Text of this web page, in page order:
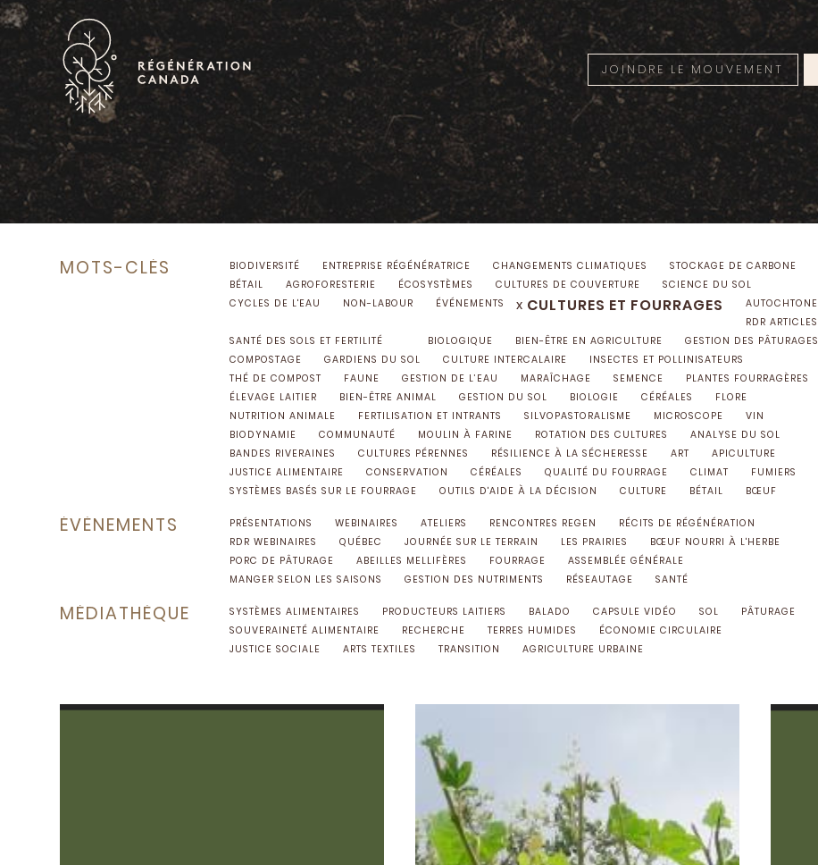
Skip
to
content
JOINDRE LE MOUVEMENT
MOTS-CLÉS BIODIVERSITÉ ENTREPRISE RÉGÉNÉRATRICE CHANGEMENTS CLIMATIQUES
STOCKAGE DE CARBONE
BÉTAIL
AGROFORESTERIE ÉCOSYSTÈMES CULTURES DE COUVERTURE
SCIENCE DU SOL
CYCLES DE L'EAU
NON-LABOUR ÉVÉNEMENTS x CULTURES ET FOURRAGES
AUTOCHTONE
RDR ARTICLES
SANTÉ DES SOLS ET FERTILITÉ
BIOLOGIQUE BIEN-ÊTRE EN AGRICULTURE
GESTION DES PÂTURAGES
COMPOSTAGE
GARDIENS DU SOL CULTURE INTERCALAIRE
INSECTES ET POLLINISATEURS
THÉ DE COMPOST
FAUNE GESTION DE L’EAU MARAÎCHAGE SEMENCE
PLANTES FOURRAGÈRES
ÉLEVAGE LAITIER
BIEN-ÊTRE ANIMAL GESTION DU SOL BIOLOGIE CÉRÉALES
FLORE
NUTRITION ANIMALE
FERTILISATION ET INTRANTS SILVOPASTORALISME MICROSCOPE
VIN
BIODYNAMIE
COMMUNAUTÉ MOULIN À FARINE ROTATION DES CULTURES
ANALYSE DU SOL
BANDES RIVERAINES
CULTURES PÉRENNES RÉSILIENCE À LA SÉCHERESSE ART
APICULTURE
JUSTICE ALIMENTAIRE
CONSERVATION CÉRÉALES QUALITÉ DU FOURRAGE CLIMAT
FUMIERS
SYSTÈMES BASÉS SUR LE FOURRAGE
OUTILS D'AIDE À LA DÉCISION CULTURE BÉTAIL BŒUF
ÉVÈNEMENTS PRÉSENTATIONS WEBINAIRES ATELIERS RENCONTRES REGEN
RÉCITS DE RÉGÉNÉRATION
RDR WEBINAIRES
QUÉBEC JOURNÉE SUR LE TERRAIN LES PRAIRIES
BŒUF NOURRI À L'HERBE
PORC DE PÂTURAGE
ABEILLES MELLIFÈRES FOURRAGE
ASSEMBLÉE GÉNÉRALE
MANGER SELON LES SAISONS
GESTION DES NUTRIMENTS RÉSEAUTAGE SANTÉ
MÉDIATHÈQUE SYSTÈMES ALIMENTAIRES PRODUCTEURS LAITIERS BALADO CAPSULE VIDÉO SOL
PÂTURAGE
SOUVERAINETÉ ALIMENTAIRE
RECHERCHE TERRES HUMIDES
ÉCONOMIE CIRCULAIRE
JUSTICE SOCIALE
ARTS TEXTILES TRANSITION AGRICULTURE URBAINE